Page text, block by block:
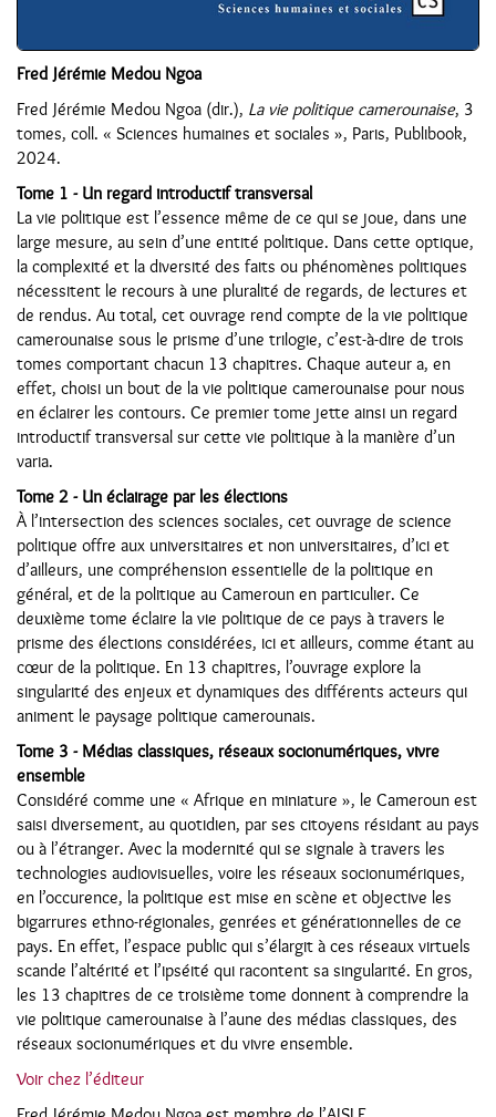
Fred Jérémie Medou Ngoa
Fred Jérémie Medou Ngoa (dir.), La vie politique camerounaise, 3
tomes, coll. « Sciences humaines et sociales », Paris, Publibook,
2024.
Tome 1 - Un regard introductif transversal
La vie politique est l’essence même de ce qui se joue, dans une
large mesure, au sein d’une entité politique. Dans cette optique,
la complexité et la diversité des faits ou phénomènes politiques
nécessitent le recours à une pluralité de regards, de lectures et
de rendus. Au total, cet ouvrage rend compte de la vie politique
camerounaise sous le prisme d’une trilogie, c’est-à-dire de trois
tomes comportant chacun 13 chapitres. Chaque auteur a, en
effet, choisi un bout de la vie politique camerounaise pour nous
en éclairer les contours. Ce premier tome jette ainsi un regard
introductif transversal sur cette vie politique à la manière d’un
varia.
Tome 2 - Un éclairage par les élections
À l’intersection des sciences sociales, cet ouvrage de science
politique offre aux universitaires et non universitaires, d’ici et
d’ailleurs, une compréhension essentielle de la politique en
général, et de la politique au Cameroun en particulier. Ce
deuxième tome éclaire la vie politique de ce pays à travers le
prisme des élections considérées, ici et ailleurs, comme étant au
cœur de la politique. En 13 chapitres, l’ouvrage explore la
singularité des enjeux et dynamiques des différents acteurs qui
animent le paysage politique camerounais.
Tome 3 - Médias classiques, réseaux socionumériques, vivre
ensemble
Considéré comme une « Afrique en miniature », le Cameroun est
saisi diversement, au quotidien, par ses citoyens résidant au pays
ou à l’étranger. Avec la modernité qui se signale à travers les
technologies audiovisuelles, voire les réseaux socionumériques,
en l’occurence, la politique est mise en scène et objective les
bigarrures ethno-régionales, genrées et générationnelles de ce
pays. En effet, l’espace public qui s’élargit à ces réseaux virtuels
scande l’altérité et l’ipséité qui racontent sa singularité. En gros,
les 13 chapitres de ce troisième tome donnent à comprendre la
vie politique camerounaise à l’aune des médias classiques, des
réseaux socionumériques et du vivre ensemble.
Voir chez l’éditeur